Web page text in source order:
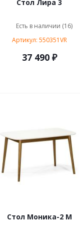
Стол Лира 3
Есть в наличии (16)
Артикул: 550351VR
37 490 ₽
Стол Моника-2 М